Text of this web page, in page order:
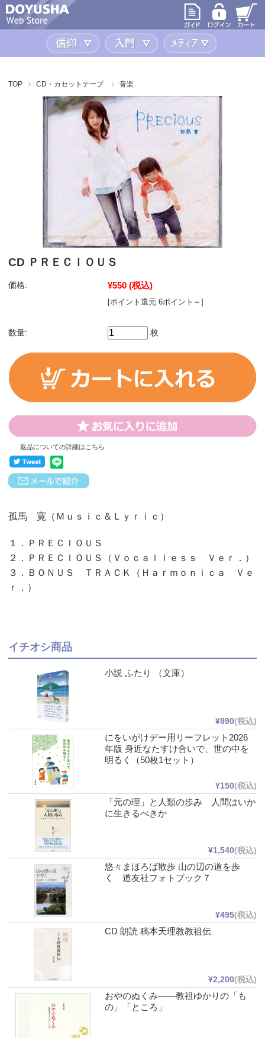
信仰 入門
TOP CD・カセットテープ 音楽
CD ＰＲＥＣＩＯＵＳ
価格: ¥550 (税込)
[ポイント還元 6ポイント～]
数量: 枚
返品についての詳細はこちら
孤馬 寛（Ｍｕｓｉｃ＆Ｌｙｒｉｃ）
１．ＰＲＥＣＩＯＵＳ
２．ＰＲＥＣＩＯＵＳ（Ｖｏｃａｌｌｅｓｓ Ｖｅｒ．）
３．ＢＯＮＵＳ ＴＲＡＣＫ（Ｈａｒｍｏｎｉｃａ Ｖｅ
ｒ．）
イチオシ商品
小説 ふたり （文庫）
¥990(税込)
にをいがけデー用リーフレット2026
年版 身近なたすけ合いで、世の中を
明るく（50枚1セット）
¥150(税込)
「元の理」と人類の歩み 人間はいか
に生きるべきか
¥1,540(税込)
悠々まほろば散歩 山の辺の道を歩
く 道友社フォトブック７
¥495(税込)
CD 朗読 稿本天理教教祖伝
¥2,200(税込)
おやのぬくみ――教祖ゆかりの「も
の」「ところ」